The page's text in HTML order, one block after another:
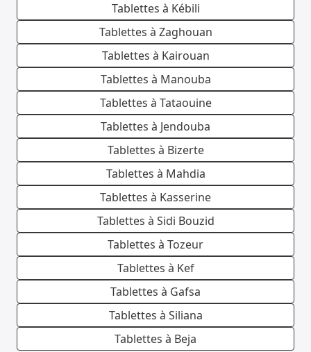
Tablettes à Kébili
Tablettes à Zaghouan
Tablettes à Kairouan
Tablettes à Manouba
Tablettes à Tataouine
Tablettes à Jendouba
Tablettes à Bizerte
Tablettes à Mahdia
Tablettes à Kasserine
Tablettes à Sidi Bouzid
Tablettes à Tozeur
Tablettes à Kef
Tablettes à Gafsa
Tablettes à Siliana
Tablettes à Beja